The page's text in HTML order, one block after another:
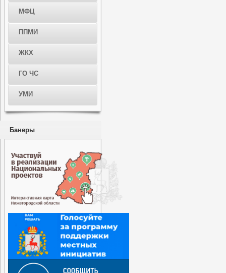
МФЦ
ППМИ
ЖКХ
ГО ЧС
УМИ
Банеры